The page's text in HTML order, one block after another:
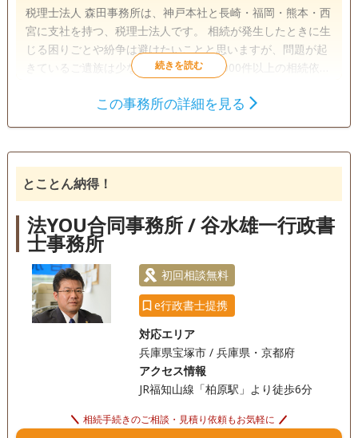
税理士法人 森田事務所は、神戸本社と長崎・福岡・熊本・西
宮に支社を持つ、税理士法人です。 相続が発生したときに生
じる困りごとや紛争は避けたいことと思いますが、問題が起
きているご遺族は少なくありません。1000件以上の相続依頼
く【笑顔相続】になるよう、誠心誠意サポートさせていただ
遺産分割
相続人調査
訪問可 初回相談無料 事務所面談可
この事務所の詳細を見る
とことん納得！
法YOU合同事務所 / 谷水雄一行政書
士事務所
初回相談無料
e行政書士提携
対応エリア
兵庫県宝塚市 / 兵庫県・京都府
アクセス情報
JR福知山線「柏原駅」より徒歩6分
相続手続きのご相談・見積り依頼もお気軽に